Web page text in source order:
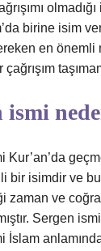
birine isim
en önemli
ismi
Kur’an’da
bir isimdir ve bu
zaman ve
Sergen
İslam